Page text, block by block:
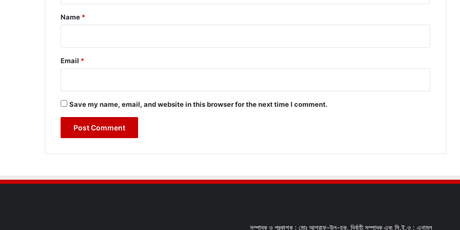
*
Name *
Email *
Save my name, email, and website in this browser for the next time I comment.
সম্পাদক ও প্রকাশক : মোঃ আশরাফ-উল-হক, নির্বাহী সম্পাদক এবং সি.ই.ও : এনামুল